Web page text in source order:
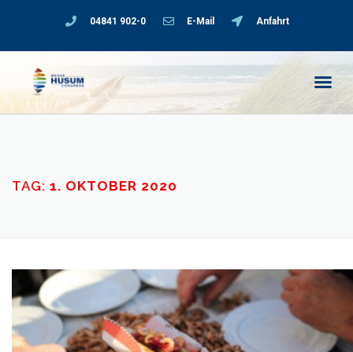
04841 902-0 E-Mail Anfahrt
TAG: 1. OKTOBER 2020